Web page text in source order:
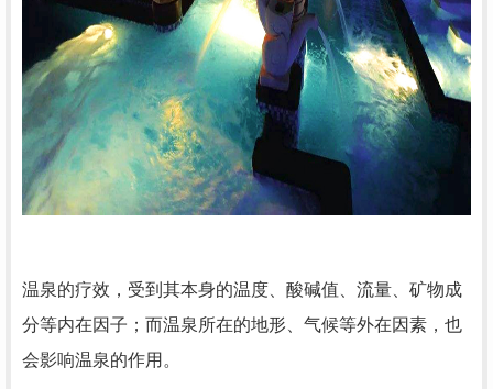
温泉的疗效，受到其本身的温度、酸碱值、流量、矿物成
分等内在因子；而温泉所在的地形、气候等外在因素，也
会影响温泉的作用。